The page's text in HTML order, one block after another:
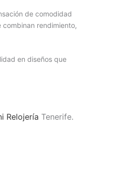
de comodidad
rendimiento,
en diseños que
Relojería Tenerife.